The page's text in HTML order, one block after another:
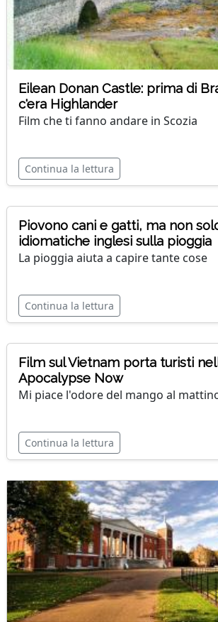
Eilean Donan Castle: prima di
c'era Highlander
Film che ti fanno andare in Scozia
Continua la lettura
Piovono cani e gatti, ma non
idiomatiche inglesi sulla pioggia
La pioggia aiuta a capire tante cose
Continua la lettura
Film sul Vietnam porta turisti
Apocalypse Now
Mi piace l'odore del mango al
Continua la lettura